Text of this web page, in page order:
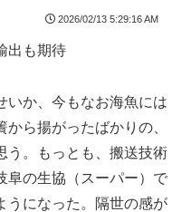
2026/02/13 5:29:16 AM
出も期待
いか、今もなお海魚には
ら揚がったばかりの、
う。もっとも、搬送技術
阜の生協（スーパー）で
うになった。隔世の感が